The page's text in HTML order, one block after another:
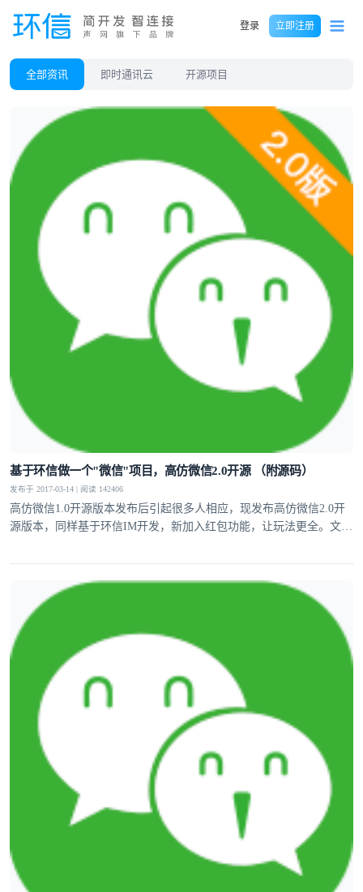
登录 立即注册
全部资讯 即时通讯云 开源项目
基于环信做一个"微信"项目，高仿微信2.0开源 （附源码）
发布于 2017-03-14 | 阅读 142406
高仿微信1.0开源版本发布后引起很多人相应，现发布高仿微信2.0开
源版本，同样基于环信IM开发，新加入红包功能，让玩法更全。文章